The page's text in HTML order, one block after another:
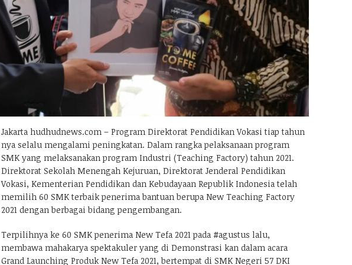
Jakarta hudhudnews.com – Program Direktorat Pendidikan Vokasi tiap tahun
nya selalu mengalami peningkatan. Dalam rangka pelaksanaan program
SMK yang melaksanakan program Industri (Teaching Factory) tahun 2021.
Direktorat Sekolah Menengah Kejuruan, Direktorat Jenderal Pendidikan
Vokasi, Kementerian Pendidikan dan Kebudayaan Republik Indonesia telah
memilih 60 SMK terbaik penerima bantuan berupa New Teaching Factory
2021 dengan berbagai bidang pengembangan.
Terpilihnya ke 60 SMK penerima New Tefa 2021 pada #agustus lalu,
membawa mahakarya spektakuler yang di Demonstrasi kan dalam acara
Grand Launching Produk New Tefa 2021, bertempat di SMK Negeri 57 DKI